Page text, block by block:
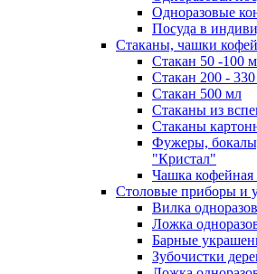
Одноразовые
Посуда в
Стаканы, чашки
Стакан 50 -100
Стакан 200 -
Стакан 500 мл
Стаканы из
Стаканы
Фужеры,
"Кристал"
Чашка
Столовые приборы и
Вилка
Ложка
Барные
Зубочистки